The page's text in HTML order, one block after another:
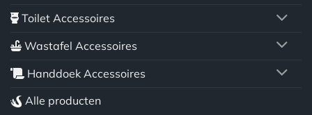
Toilet Accessoires
Wastafel Accessoires
Handdoek Accessoires
Alle producten